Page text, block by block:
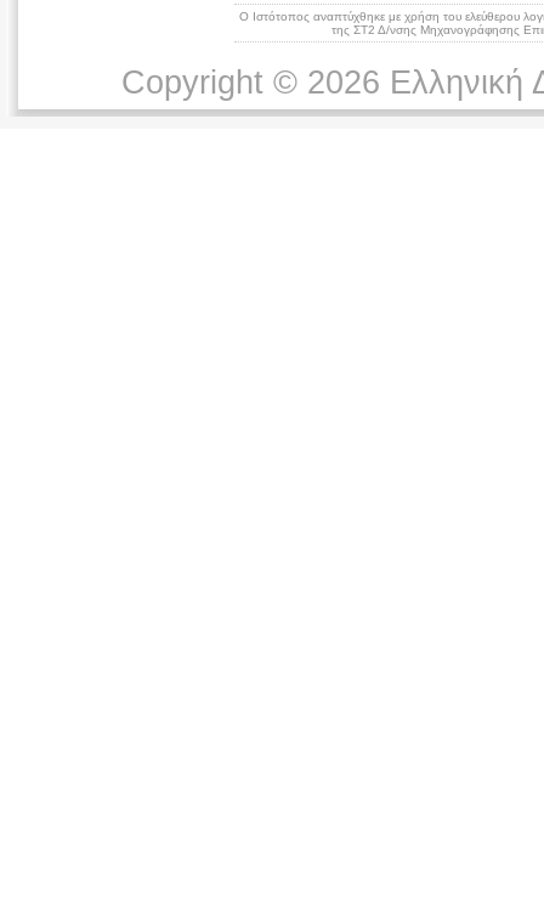
Ο Ιστότοπος αναπτύχθηκε με χρήση του ελεύθερου
της ΣΤ2 Δ/νσης Μηχανογράφησης
Copyright © 2026